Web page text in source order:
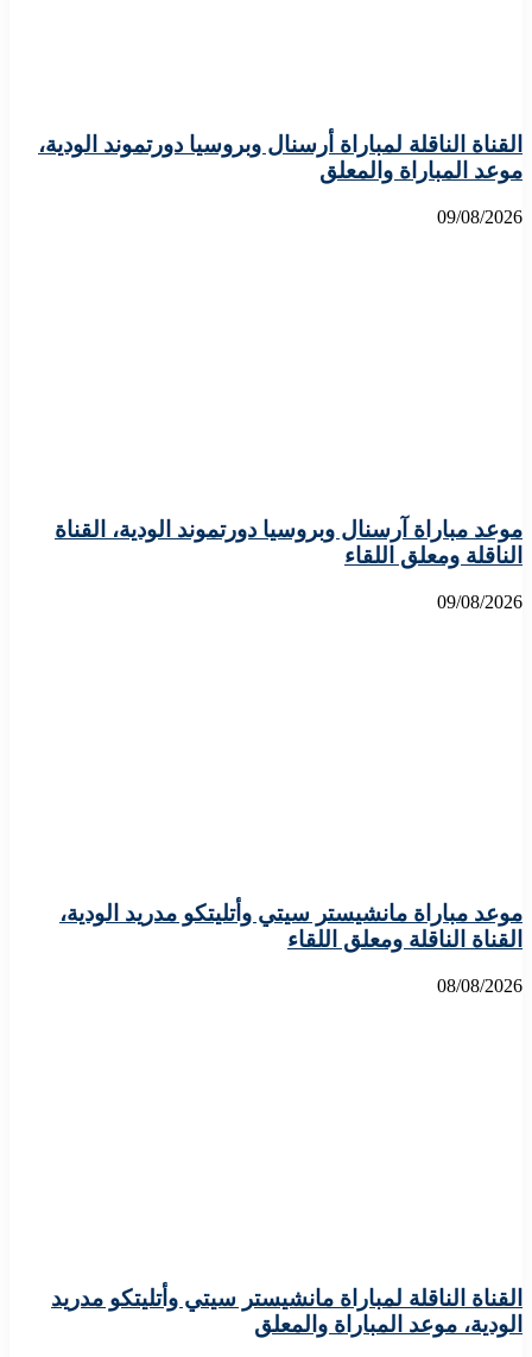
القناة الناقلة لمباراة أرسنال وبروسيا دورتموند الودية،
موعد المباراة والمعلق
09/08/2026
موعد مباراة آرسنال وبروسيا دورتموند الودية، القناة
الناقلة ومعلق اللقاء
09/08/2026
موعد مباراة مانشيستر سيتي وأتليتكو مدريد الودية،
القناة الناقلة ومعلق اللقاء
08/08/2026
القناة الناقلة لمباراة مانشيستر سيتي وأتليتكو مدريد
الودية، موعد المباراة والمعلق